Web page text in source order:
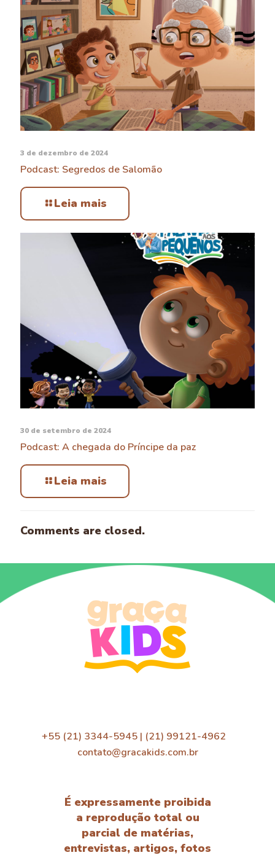
3 de dezembro de 2024
Podcast: Segredos de Salomão
Leia mais
30 de setembro de 2024
Podcast: A chegada do Príncipe da paz
Leia mais
Comments are closed.
+55 (21) 3344-5945 | (21) 99121-4962
contato@gracakids.com.br
É expressamente proibida
a reprodução total ou
parcial de matérias,
entrevistas, artigos, fotos